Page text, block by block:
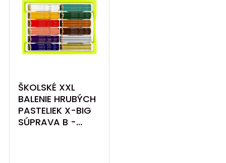
ŠKOLSKÉ XXL
BALENIE HRUBÝCH
PASTELIEK X-BIG
SÚPRAVA B -...